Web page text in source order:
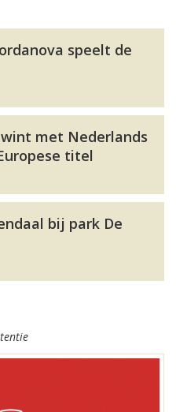
speelt de
met Nederlands
titel
bij park De